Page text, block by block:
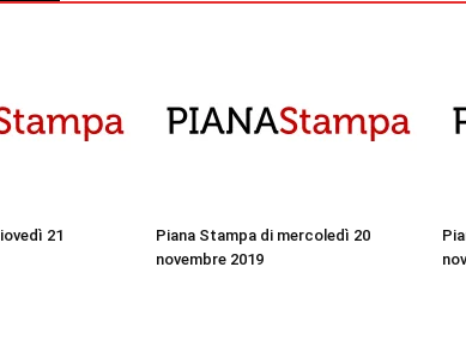
21
Piana Stampa di mercoledì 20
novembre 2019